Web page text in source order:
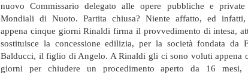
nuovo Commissario delegato alle opere pubbliche e
Mondiali di Nuoto. Partita chiusa? Niente affatto, ed infatti,
appena cinque giorni Rinaldi firma il provvedimento di intesa,
sostituisce la concessione edilizia, per la società fondata da
Balducci, il figlio di Angelo. A Rinaldi gli ci sono voluti appena
giorni per chiudere un procedimento aperto da 16 mesi,